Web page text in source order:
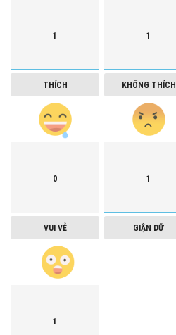
1
THÍCH
1
KHÔNG THÍCH
0
VUI VẺ
1
GIẬN DỮ
1